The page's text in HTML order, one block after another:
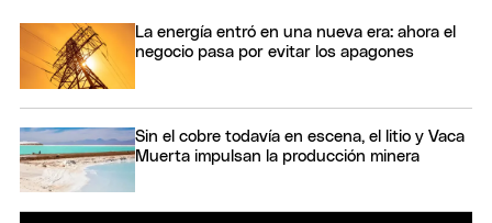
La energía entró en una nueva era: ahora el
negocio pasa por evitar los apagones
Sin el cobre todavía en escena, el litio y Vaca
Muerta impulsan la producción minera